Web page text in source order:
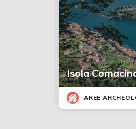
Isola
AREE